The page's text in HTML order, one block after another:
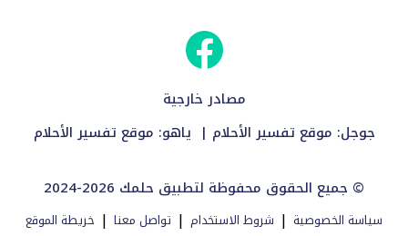
مصادر خارجية
جوجل: موقع تفسير الأحلام | ياهو: موقع تفسير الأحلام
2024-2026 جميع الحقوق محفوظة لتطبيق حلمك ©
سياسة الخصوصية | شروط الاستخدام | تواصل معنا | خريطة الموقع